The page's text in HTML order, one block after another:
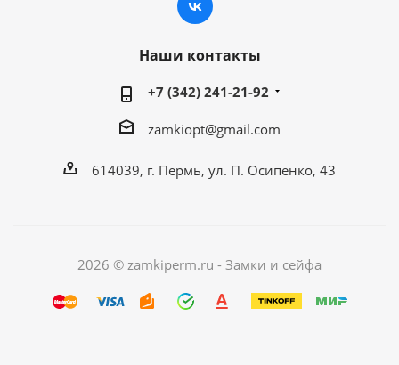
Наши контакты
+7 (342) 241-21-92
zamkiopt@gmail.com
614039, г. Пермь, ул. П. Осипенко, 43
2026 © zamkiperm.ru - Замки и сейфа